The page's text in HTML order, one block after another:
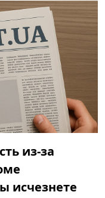
из-за
исчезнете